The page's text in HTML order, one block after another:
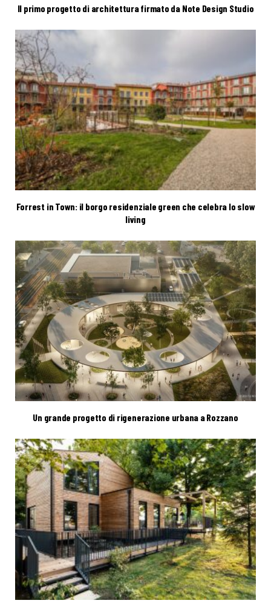
Il primo progetto di architettura firmato da Note Design Studio
Forrest in Town: il borgo residenziale green che celebra lo slow
living
Un grande progetto di rigenerazione urbana a Rozzano